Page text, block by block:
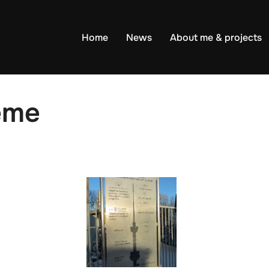
Home News About me & projects